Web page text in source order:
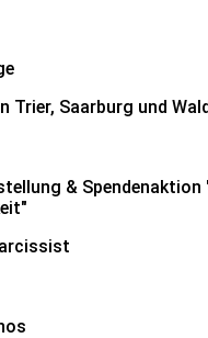
Trier, Saarburg und
& Spendenaktion